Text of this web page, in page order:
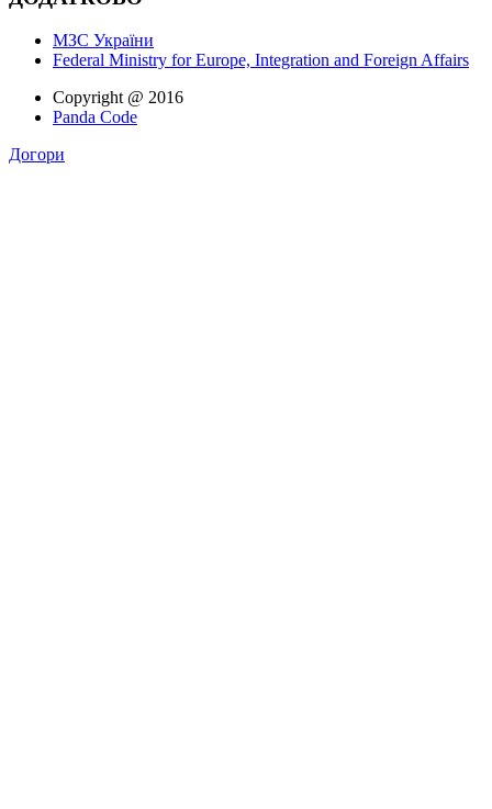
МЗС України
Federal Ministry for Europe, Integration and Foreign Affairs
Copyright @ 2016
Panda Code
Догори